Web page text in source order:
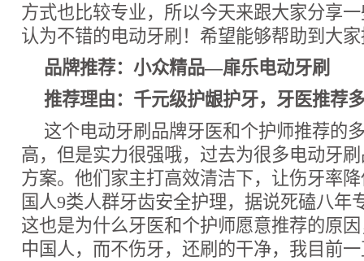
方式也比较专业，所以今天来跟大家分享
认为不错的电动牙刷！希望能够帮助到大
品牌推荐：小众精品—扉乐电动牙刷
推荐理由：千元级护龈护牙，牙医推荐
这个电动牙刷品牌牙医和个护师推荐的
高，但是实力很强哦，过去为很多电动牙
方案。他们家主打高效清洁下，让伤牙率
国人9类人群牙齿安全护理，据说死磕八年
这也是为什么牙医和个护师愿意推荐的原
中国人，而不伤牙，还刷的干净，我目前